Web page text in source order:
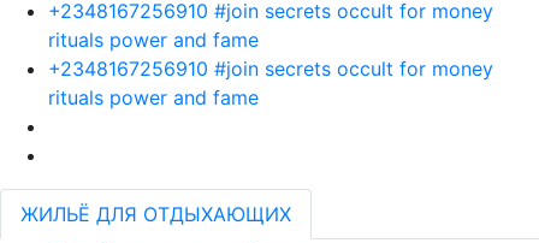
+2348167256910 #join secrets occult for money
rituals power and fame
+2348167256910 #join secrets occult for money
rituals power and fame
ЖИЛЬЁ ДЛЯ ОТДЫХАЮЩИХ